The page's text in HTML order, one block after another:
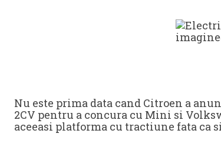
Sursa:
Nu este prima data cand Citroen a
2CV pentru a concura cu Mini si
aceeasi platforma cu tractiune fata ca